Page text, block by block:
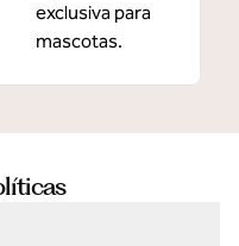
exclusiva para
mascotas.